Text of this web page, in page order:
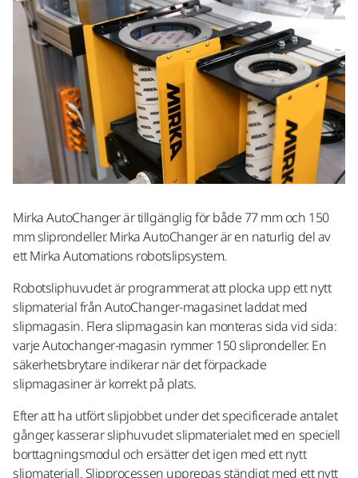
Mirka AutoChanger är tillgänglig för både 77 mm och 150
mm sliprondeller. Mirka AutoChanger är en naturlig del av
ett Mirka Automations robotslipsystem.
Robotsliphuvudet är programmerat att plocka upp ett nytt
slipmaterial från AutoChanger-magasinet laddat med
slipmagasin. Flera slipmagasin kan monteras sida vid sida:
varje Autochanger-magasin rymmer 150 sliprondeller. En
säkerhetsbrytare indikerar när det förpackade
slipmagasiner är korrekt på plats.
Efter att ha utfört slipjobbet under det specificerade antalet
gånger, kasserar sliphuvudet slipmaterialet med en speciell
borttagningsmodul och ersätter det igen med ett nytt
slipmateriall. Slipprocessen upprepas ständigt med ett nytt